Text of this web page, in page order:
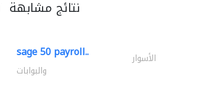
نتائج مشابهة
sage 50 payroll.. الأسوار
والبوابات